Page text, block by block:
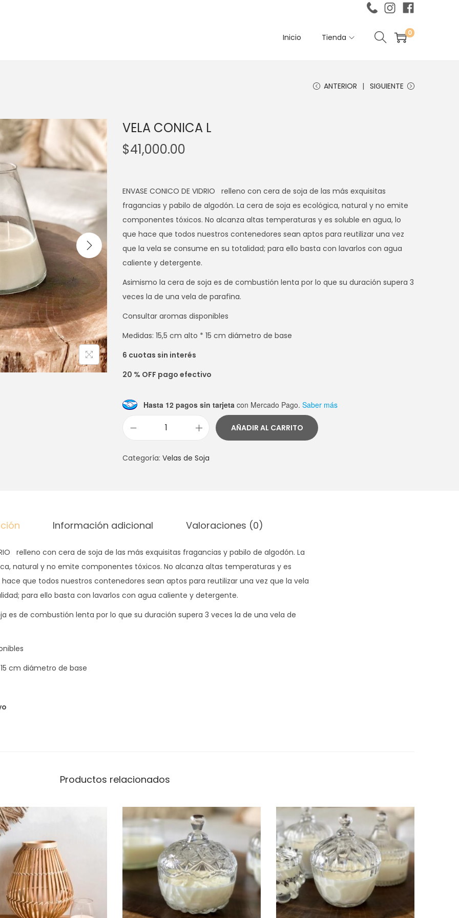
Inicio Tienda 0
ANTERIOR SIGUIENTE
VELA CONICA L
$41,000.00
ENVASE CONICO DE VIDRIO relleno con cera de soja de las más exquisitas
fragancias y pabilo de algodón. La cera de soja es ecológica, natural y no emite
componentes tóxicos. No alcanza altas temperaturas y es soluble en agua, lo
que hace que todos nuestros contenedores sean aptos para reutilizar una vez
que la vela se consume en su totalidad; para ello basta con lavarlos con agua
caliente y detergente.
Asimismo la cera de soja es de combustión lenta por lo que su duración supera 3
veces la de una vela de parafina.
Consultar aromas disponibles
Medidas: 15,5 cm alto * 15 cm diámetro de base
6 cuotas sin interés
20 % OFF pago efectivo
Hasta 12 pagos sin tarjeta con Mercado Pago. Saber más
L
C
A
L
c
n
AÑADIR AL CARRITO
Categoría: Velas de Soja
Información adicional Valoraciones (0)
relleno con cera de soja de las más exquisitas fragancias y pabilo de algodón. La
natural y no emite componentes tóxicos. No alcanza altas temperaturas y es
que todos nuestros contenedores sean aptos para reutilizar una vez que la vela
para ello basta con lavarlos con agua caliente y detergente.
es de combustión lenta por lo que su duración supera 3 veces la de una vela de
cm diámetro de base
Productos relacionados